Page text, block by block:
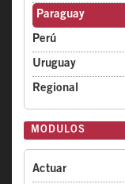
Paraguay
Perú
Uruguay
Regional
MODULOS
Actuar